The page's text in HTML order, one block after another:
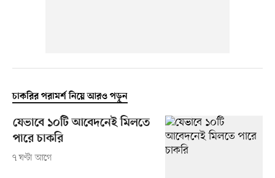
চাকরির পরামর্শ নিয়ে আরও পড়ুন
যেভাবে ১০টি আবেদনেই মিলতে
পারে চাকরি
৭ ঘণ্টা আগে